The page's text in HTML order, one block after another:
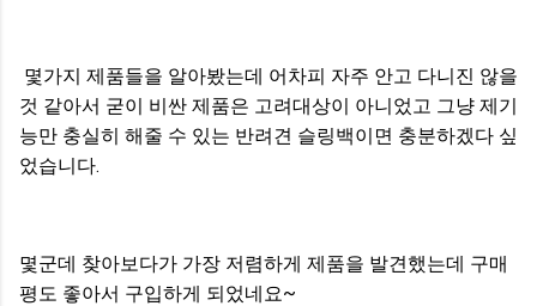
몇가지 제품들을 알아봤는데 어차피 자주 안고 다니진 않을
것 같아서 굳이 비싼 제품은 고려대상이 아니었고 그냥 제기
능만 충실히 해줄 수 있는 반려견 슬링백이면 충분하겠다 싶
었습니다.
몇군데 찾아보다가 가장 저렴하게 제품을 발견했는데 구매
평도 좋아서 구입하게 되었네요~